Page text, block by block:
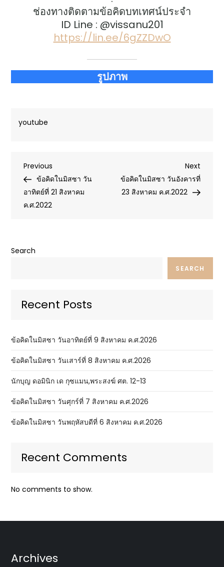
ช่องทางติดตามข้อคิดบทเทศน์ประจำ
ID Line : @vissanu201
https://lin.ee/6gZZDwO
รูปภาพ
youtube
Post
navigation
Previous
Post
Previous
ข้อคิดในมิสซา วัน
อาทิตย์ที่ 21 สิงหาคม
ค.ศ.2022
Next
Post
Next
ข้อคิดในมิสซา วันอังคารที่
23 สิงหาคม ค.ศ.2022
Search
SEARCH
Recent Posts
ข้อคิดในมิสซา วันอาทิตย์ที่ 9 สิงหาคม ค.ศ.2026
ข้อคิดในมิสซา วันเสาร์ที่ 8 สิงหาคม ค.ศ.2026
นักบุญ ดอมินิก เด กุซแมน,พระสงฆ์ ศต. 12-13
ข้อคิดในมิสซา วันศุกร์ที่ 7 สิงหาคม ค.ศ.2026
ข้อคิดในมิสซา วันพฤหัสบดีที่ 6 สิงหาคม ค.ศ.2026
Recent Comments
No comments to show.
Archives